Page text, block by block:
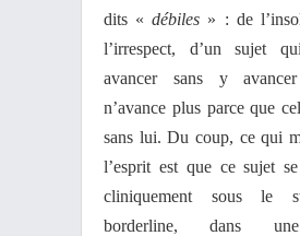
dits «débiles » : de
l’irrespect, d’un sujet
avancer sans y
n’avance plus parce que
sans lui. Du coup, ce qui
l’esprit est que ce sujet se
cliniquement sous le
borderline, dans